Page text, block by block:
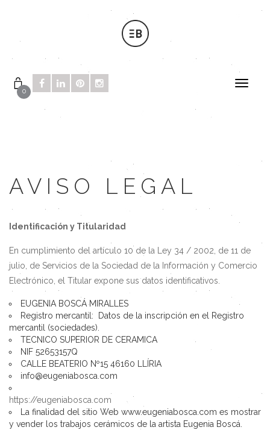
0
AVISO LEGAL
Identificación y Titularidad
En cumplimiento del artículo 10 de la Ley 34 / 2002, de 11 de
julio, de Servicios de la Sociedad de la Información y Comercio
Electrónico, el Titular expone sus datos identificativos.
EUGENIA BOSCÁ MIRALLES
Registro mercantil: Datos de la inscripción en el Registro
mercantil (sociedades).
TECNICO SUPERIOR DE CERAMICA
NIF 52653157Q
CALLE BEATERIO Nº15 46160 LLÍRIA
info@eugeniabosca.com
https://eugeniabosca.com
La finalidad del sitio Web www.eugeniabosca.com es mostrar
y vender los trabajos cerámicos de la artista Eugenia Boscá.